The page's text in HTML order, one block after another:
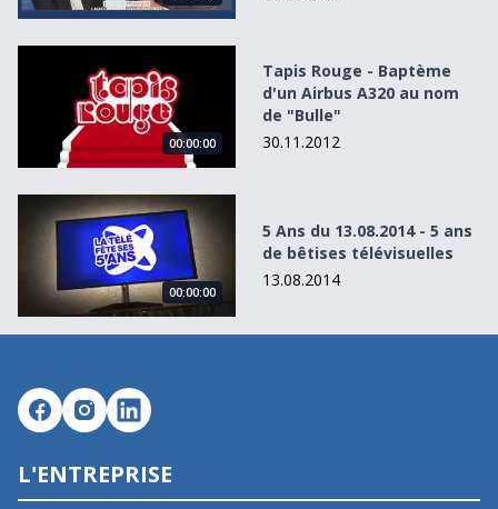
00:00:00
Tapis Rouge - Baptème
d'un Airbus A320 au nom
de "Bulle"
30.11.2012
5 Ans du 13.08.2014 - 5 ans de bêtises télévisuelles
00:00:00
5 Ans du 13.08.2014 - 5 ans
de bêtises télévisuelles
13.08.2014
L'ENTREPRISE